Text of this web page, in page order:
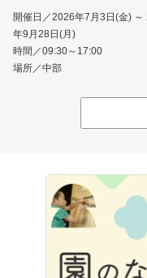
開催日／2026年7月3日(金) ～
年9月28日(月)
時間／09:30～17:00
場所／中部